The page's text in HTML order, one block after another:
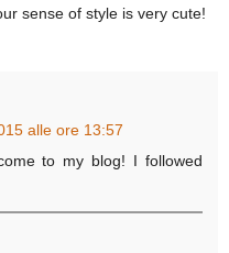
sense of style is very cute!
alle ore 13:57
to my blog! I followed